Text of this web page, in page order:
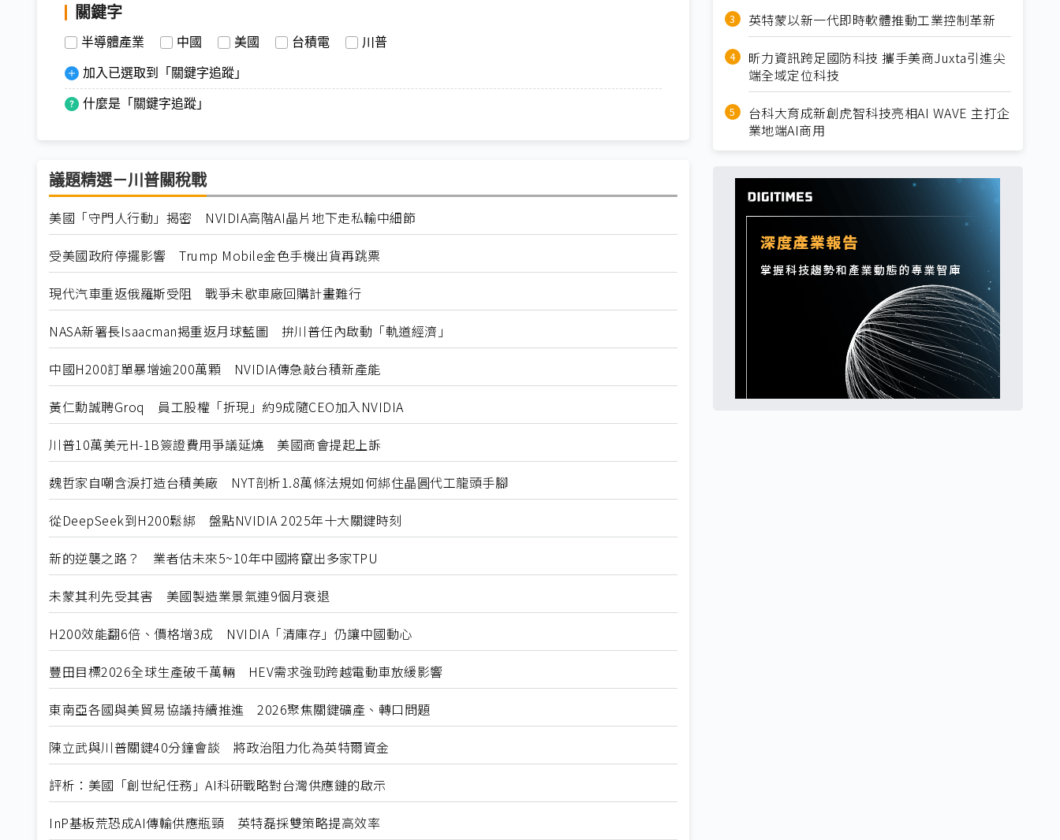
關鍵字
半導體產業 中國 美國 台積電 川普
加入已選取到「關鍵字追蹤」
什麼是「關鍵字追蹤」
議題精選－川普關稅戰
美國「守門人行動」揭密 NVIDIA高階AI晶片地下走私輸中細節
受美國政府停擺影響 Trump Mobile金色手機出貨再跳票
現代汽車重返俄羅斯受阻 戰爭未歇車廠回購計畫難行
NASA新署長Isaacman揭重返月球藍圖 拚川普任內啟動「軌道經濟」
中國H200訂單暴增逾200萬顆 NVIDIA傳急敲台積新產能
黃仁勳誠聘Groq 員工股權「折現」約9成隨CEO加入NVIDIA
川普10萬美元H-1B簽證費用爭議延燒 美國商會提起上訴
魏哲家自嘲含淚打造台積美廠 NYT剖析1.8萬條法規如何綁住晶圓代工龍頭手腳
從DeepSeek到H200鬆綁 盤點NVIDIA 2025年十大關鍵時刻
新的逆襲之路？ 業者估未來5~10年中國將竄出多家TPU
未蒙其利先受其害 美國製造業景氣連9個月衰退
H200效能翻6倍、價格增3成 NVIDIA「清庫存」仍讓中國動心
豐田目標2026全球生產破千萬輛 HEV需求強勁跨越電動車放緩影響
東南亞各國與美貿易協議持續推進 2026聚焦關鍵礦產、轉口問題
陳立武與川普關鍵40分鐘會談 將政治阻力化為英特爾資金
評析：美國「創世紀任務」AI科研戰略對台灣供應鏈的啟示
InP基板荒恐成AI傳輸供應瓶頸 英特磊採雙策略提高效率
英特蒙以新一代即時軟體推動工業控制革新
昕力資訊跨足國防科技 攜手美商Juxta引進尖
端全域定位科技
台科大育成新創虎智科技亮相AI WAVE 主打企
業地端AI商用